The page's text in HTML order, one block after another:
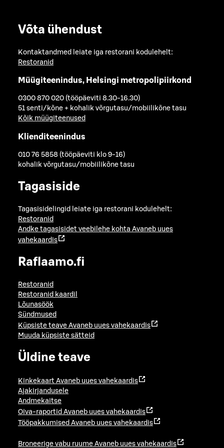
Võta ühendust
Kontaktandmed leiate iga restorani kodulehelt:
Restoranid
Müügiteenindus, Helsingi metropolipiirkond
0300 870 020 (tööpäeviti 8.30-16.30)
51 senti/kõne + kohalik võrgutasu/mobiilikõne tasu
Kõik müügiteenused
Klienditeenindus
010 76 5858 (tööpäeviti klo 9-16)
kohalik võrgutasu/mobiilikõne tasu
Tagasiside
Tagasisidelingid leiate iga restorani kodulehelt:
Restoranid
Andke tagasisidet veebilehe kohta Avaneb uues
vahekaardis
Raflaamo.fi
Restoranid
Restoranid kaardil
Lõunasöök
Sündmused
Küpsiste teave Avaneb uues vahekaardis
Muuda küpsiste sätteid
Üldine teave
Kinkekaart Avaneb uues vahekaardis
Ajakirjandusele
Andmekaitse
Oiva-raportid Avaneb uues vahekaardis
Tööpakkumised Avaneb uues vahekaardis
Broneerige vabu ruume Avaneb uues vahekaardis